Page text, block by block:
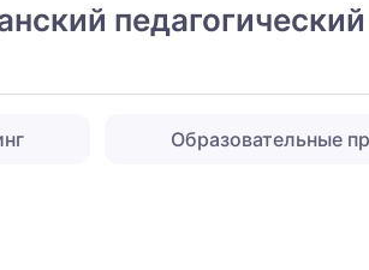
Образовательные